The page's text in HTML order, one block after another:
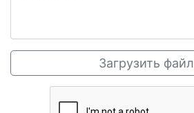
Загрузить файл